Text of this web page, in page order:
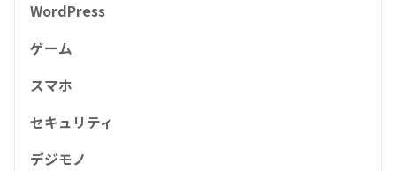
WordPress
ゲーム
スマホ
セキュリティ
デジモノ